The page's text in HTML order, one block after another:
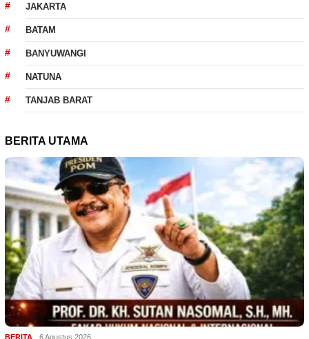
JAKARTA
BATAM
BANYUWANGI
NATUNA
TANJAB BARAT
BERITA UTAMA
BERITA 6 Agustus 2026